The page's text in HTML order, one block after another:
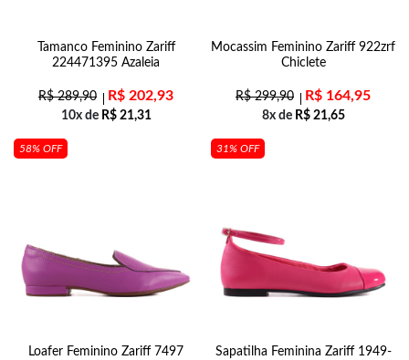
Tamanco Feminino Zariff
224471395 Azaleia
R$289,90 R$ 202,93
10x de R$21,31
Mocassim Feminino Zariff 922zrf
Chiclete
R$299,90 R$ 164,95
8x de R$21,65
58% OFF
Loafer Feminino Zariff 7497
31% OFF
Sapatilha Feminina Zariff 1949-